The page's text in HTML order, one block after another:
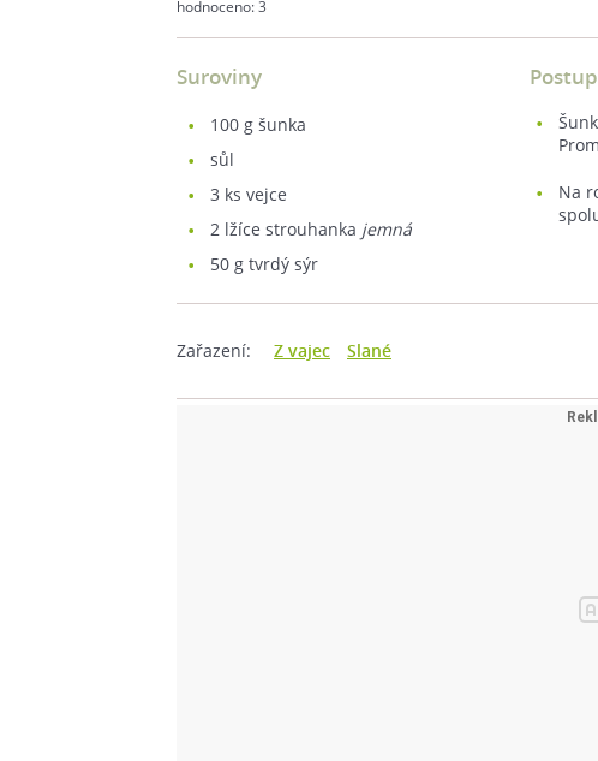
hodnoceno:3
Suroviny
100 g šunka
sůl
3 ks vejce
2 lžíce strouhanka jemná
50 g tvrdý sýr
Na
Zařazení: Z vajec Slané